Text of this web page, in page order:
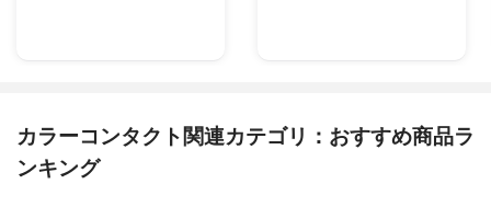
カラーコンタクト関連カテゴリ：おすすめ商品ラ
ンキング